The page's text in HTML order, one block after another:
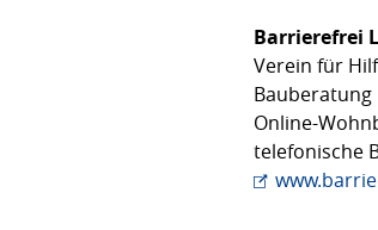
Barrierefrei
Verein für
Bauberatung
Online-
telefonische